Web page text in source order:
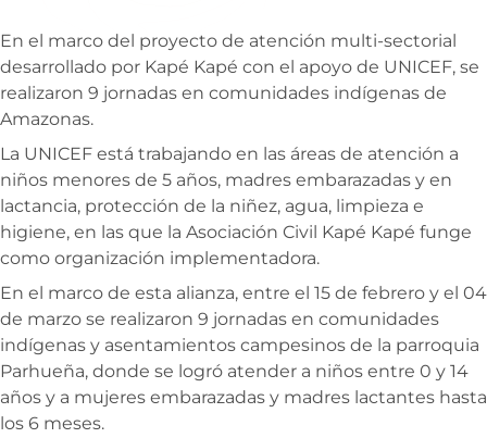
En el marco del proyecto de atención multi-sectorial
desarrollado por Kapé Kapé con el apoyo de UNICEF, se
realizaron 9 jornadas en comunidades indígenas de
Amazonas.
La UNICEF está trabajando en las áreas de atención a
niños menores de 5 años, madres embarazadas y en
lactancia, protección de la niñez, agua, limpieza e
higiene, en las que la Asociación Civil Kapé Kapé funge
como organización implementadora.
En el marco de esta alianza, entre el 15 de febrero y el 04
de marzo se realizaron 9 jornadas en comunidades
indígenas y asentamientos campesinos de la parroquia
Parhueña, donde se logró atender a niños entre 0 y 14
años y a mujeres embarazadas y madres lactantes hasta
los 6 meses.